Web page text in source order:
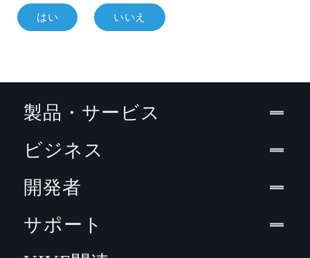
はい いいえ
製品・サービス
ビジネス
開発者
サポート